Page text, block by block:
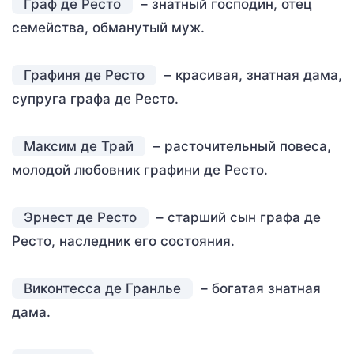
Граф де Ресто
– знатный господин, отец
семейства, обманутый муж.
Графиня де Ресто
– красивая, знатная дама,
супруга графа де Ресто.
Максим де Трай
– расточительный повеса,
молодой любовник графини де Ресто.
Эрнест де Ресто
– старший сын графа де
Ресто, наследник его состояния.
Виконтесса де Гранлье
– богатая знатная
дама.